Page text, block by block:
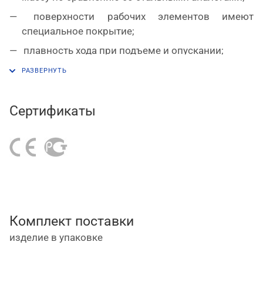
поверхности рабочих элементов имеют
специальное покрытие;
плавность хода при подъеме и опускании;
алюминиевый корпус искро- и
минимальная высота подхвата составляет 192
мм, максимальная высота подъема – 292 мм;
объем масляного цилиндра – 169 см3;
для работы требуется подключение к ручному
Сертификаты
Комплект поставки
изделие в упаковке